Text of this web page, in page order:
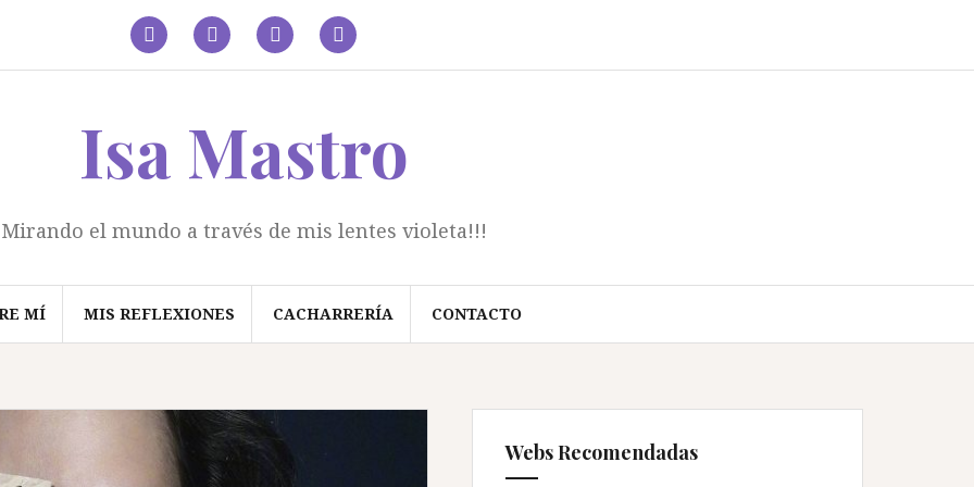
facebookTwitter LinkedinInstagram
Isa Mastro
Mirando el mundo a través de mis lentes violeta!!!
MÍ MIS REFLEXIONES CACHARRERÍA CONTACTO
Webs Recomendadas